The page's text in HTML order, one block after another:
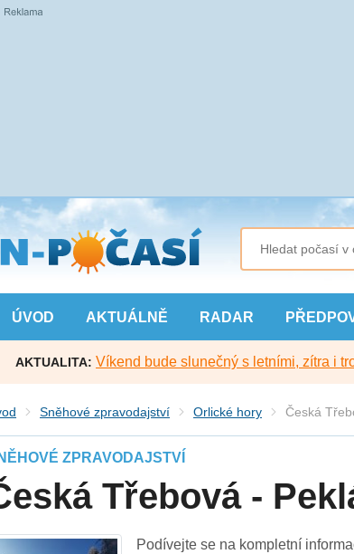
ÚVOD AKTUÁLNĚ RADAR
AKTUALITA: Víkend bude slunečný s letními, zítra i
Sněhové zpravodajství Orlické hory Česká
ZPRAVODAJSTVÍ
Třebová -
Podívejte se na kompletní